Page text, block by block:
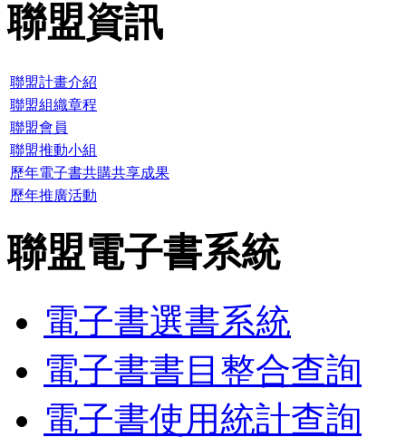
聯盟資訊
聯盟計畫介紹
聯盟組織章程
聯盟會員
聯盟推動小組
歷年電子書共購共享成果
歷年推廣活動
聯盟電子書系統
電子書選書系統
電子書書目整合查詢
電子書使用統計查詢